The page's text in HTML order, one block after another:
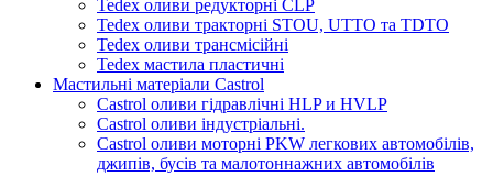
Tedex оливи редукторні CLP
Tedex оливи тракторні STOU, UTTO та TDTO
Tedex оливи трансмісійні
Tedex мастила пластичні
Мастильні матеріали Castrol
Castrol оливи гідравлічні HLP и HVLP
Castrol оливи індустріальні.
Castrol оливи моторні PKW легкових автомобілів,
джипів, бусів та малотоннажних автомобілів